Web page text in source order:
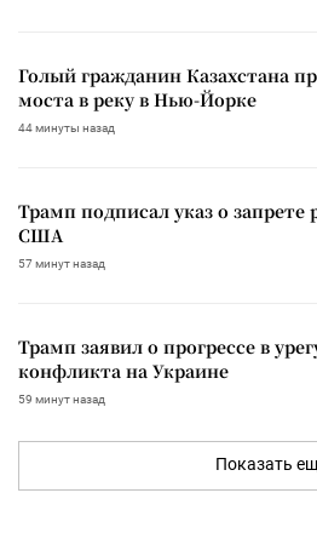
Голый гражданин Казахстана
моста в реку в Нью-Йорке
44 минуты назад
Трамп подписал указ о запрете
США
57 минут назад
Трамп заявил о прогрессе в
конфликта на Украине
59 минут назад
Показать